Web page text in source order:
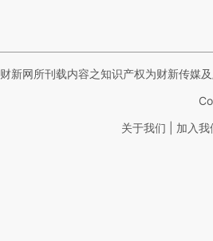
财新网所刊载内容之知识产权为财新传媒
关于我们 加入我